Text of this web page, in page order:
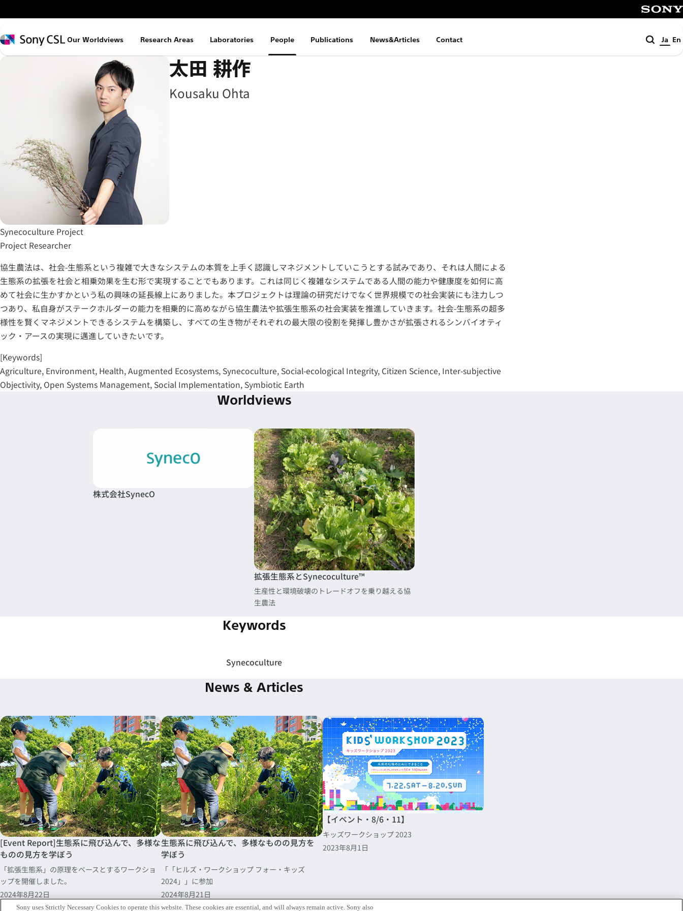
イ
ン
コ
Sony
Our Worldviews Research Areas Laboratories People Publications News&Articles Contact
検
索
Ja En
太田 耕作
Kousaku Ohta
Synecoculture Project
Project Researcher
協生農法は、社会-生態系という複雑で大きなシステムの本質を上手く認識しマネジメントしていこうとする試みであり、それは人間による
生態系の拡張を社会と相乗効果を生む形で実現することでもあります。これは同じく複雑なシステムである人間の能力や健康度を如何に高
めて社会に生かすかという私の興味の延長線上にありました。本プロジェクトは理論の研究だけでなく世界規模での社会実装にも注力しつ
つあり、私自身がステークホルダーの能力を相乗的に高めながら協生農法や拡張生態系の社会実装を推進していきます。社会-生態系の超多
様性を賢くマネジメントできるシステムを構築し、すべての生き物がそれぞれの最大限の役割を発揮し豊かさが拡張されるシンバイオティ
ック・アースの実現に邁進していきたいです。
[Keywords]
Agriculture, Environment, Health, Augmented Ecosystems, Synecoculture, Social-ecological Integrity, Citizen Science, Inter-subjective
Objectivity, Open Systems Management, Social Implementation, Symbiotic Earth
Worldviews
株式会社SynecO
拡張生態系とSynecoculture™
生産性と環境破壊のトレードオフを乗り越える協
生農法
Keywords
Synecoculture
News & Articles
[Event Report]生態系に飛び込んで、多様な
ものの見方を学ぼう
「拡張生態系」の原理をベースとするワークショ
ップを開催しました。
2024年8月22日
生態系に飛び込んで、多様なものの見方を
学ぼう
「「ヒルズ・ワークショップ フォー・キッズ
2024」」に参加
2024年8月21日
【イベント・8/6・11】
キッズワークショップ 2023
2023年8月1日
Sony uses Strictly Necessary Cookies to operate this website. These cookies are essential, and will always remain active. Sony also